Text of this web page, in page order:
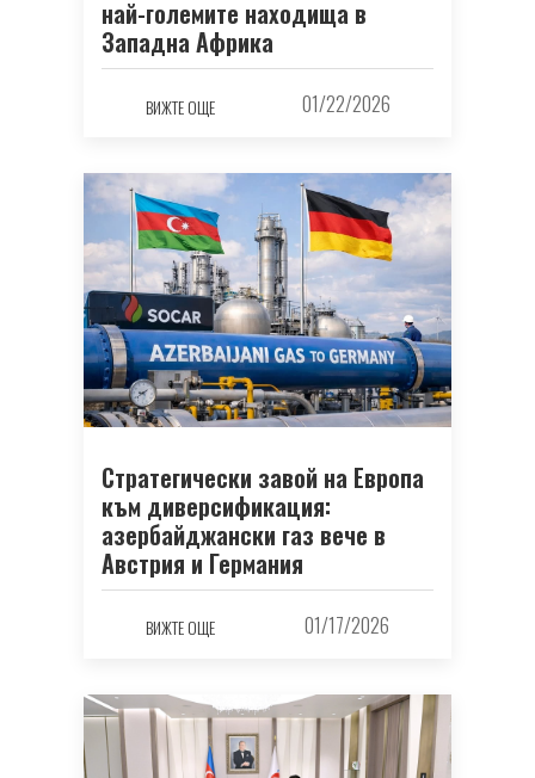
най-големите находища в
Западна Африка
ВИЖТЕ ОЩЕ 01/22/2026
Стратегически завой на Европа
към диверсификация:
азербайджански газ вече в
Австрия и Германия
ВИЖТЕ ОЩЕ 01/17/2026